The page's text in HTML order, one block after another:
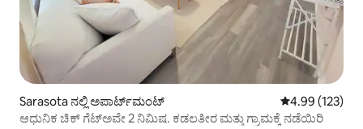
Sarasota ನಲ್ಲಿ ಅಪಾರ್ಟ್‌ಮಂಟ್ 5 ರಲ್ಲಿ 4.99
4.99 (123)
ಆಧುನಿಕ ಚಿಕ್ ಗೆಟ್‌ಅವೇ 2 ನಿಮಿಷ. ಕಡಲತೀರ ಮತ್ತು ಗ್ರಾಮಕ್ಕೆ ನಡೆಯಿರಿ